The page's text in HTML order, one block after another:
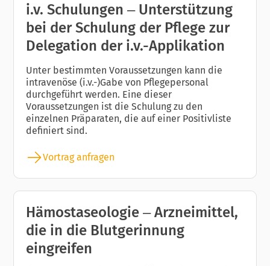
i.v. Schulungen – Unterstützung
bei der Schulung der Pflege zur
Delegation der i.v.-Applikation
Unter bestimmten Voraussetzungen kann die
intravenöse (i.v.-)Gabe von Pflegepersonal
durchgeführt werden. Eine dieser
Voraussetzungen ist die Schulung zu den
einzelnen Präparaten, die auf einer Positivliste
definiert sind.
Vortrag anfragen
Hämostaseologie – Arzneimittel,
die in die Blutgerinnung
eingreifen